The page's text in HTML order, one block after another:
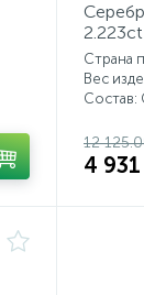
2.223ct
Страна
Вес
Состав:
12
4 931